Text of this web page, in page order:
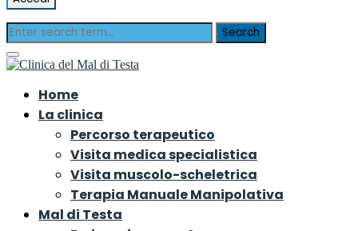
Home
La clinica
Percorso terapeutico
Visita medica specialistica
Visita muscolo-scheletrica
Terapia Manuale Manipolativa
Mal di Testa